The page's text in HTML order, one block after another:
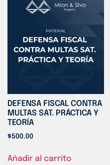
DEFENSA FISCAL CONTRA
MULTAS SAT. PRÁCTICA Y
TEORÍA
$500.00
Añadir al carrito